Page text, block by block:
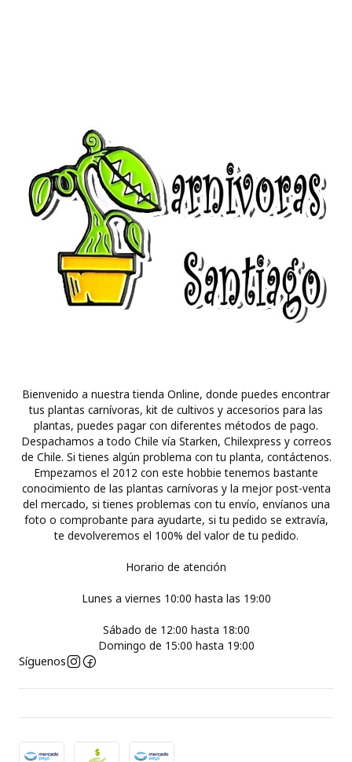
Bienvenido a nuestra tienda Online, donde puedes encontrar
tus plantas carnívoras, kit de cultivos y accesorios para las
plantas, puedes pagar con diferentes métodos de pago.
Despachamos a todo Chile vía Starken, Chilexpress y correos
de Chile. Si tienes algún problema con tu planta, contáctenos.
Empezamos el 2012 con este hobbie tenemos bastante
conocimiento de las plantas carnívoras y la mejor post-venta
del mercado, si tienes problemas con tu envío, envíanos una
foto o comprobante para ayudarte, si tu pedido se extravía,
te devolveremos el 100% del valor de tu pedido.
Horario de atención
Lunes a viernes 10:00 hasta las 19:00
Sábado de 12:00 hasta 18:00
Domingo de 15:00 hasta 19:00
Síguenos